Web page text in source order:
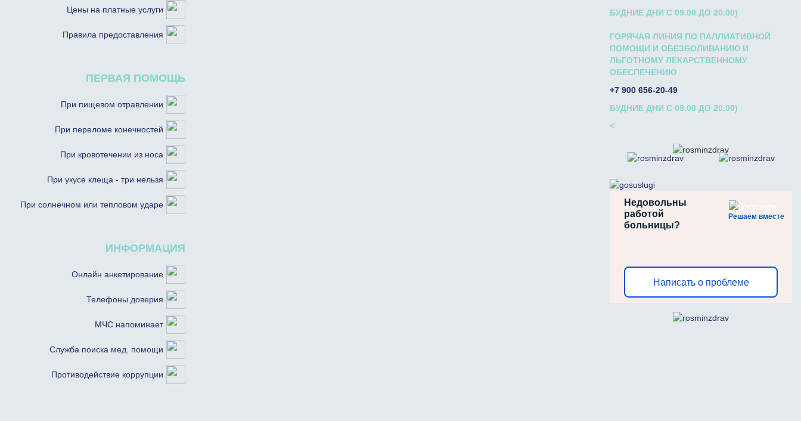
Цены на платные услуги
Правила предоставления
ПЕРВАЯ ПОМОЩЬ
При пищевом отравлении
При переломе конечностей
При кровотечении из носа
При укусе клеща - три нельзя
При солнечном или тепловом ударе
ИНФОРМАЦИЯ
Онлайн анкетирование
Телефоны доверия
МЧС напоминает
Служба поиска мед. помощи
Противодействие коррупции
БУДНИЕ ДНИ С 09.00 ДО 20.00)
ГОРЯЧАЯ ЛИНИЯ ПО ПАЛЛИАТИВНОЙ
ПОМОЩИ И ОБЕЗБОЛИВАНИЮ И
ЛЬГОТНОМУ ЛЕКАРСТВЕННОМУ
ОБЕСПЕЧЕНИЮ
+7 900 656-20-49
БУДНИЕ ДНИ С 09.00 ДО 20.00)
<
Решаем вместе
Недовольны
работой
больницы?
Написать о проблеме